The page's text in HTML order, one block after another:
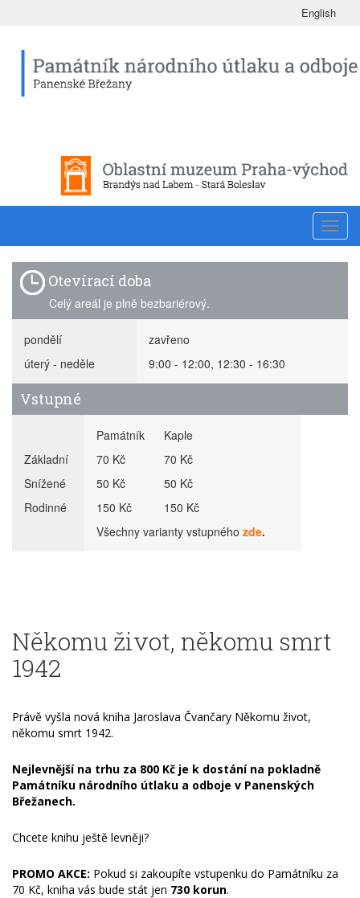
English
Otevírací doba
Celý areál je plně bezbariérový.
pondělí
zavřeno
úterý - neděle
9:00 - 12:00, 12:30 - 16:30
Vstupné
Památník Kaple
Základní
70 Kč 70 Kč
Snížené
50 Kč 50 Kč
Rodinné
150 Kč 150 Kč
Všechny varianty vstupného zde.
Někomu život, někomu smrt
1942
Právě vyšla nová kniha Jaroslava Čvančary Někomu život,
někomu smrt 1942.
Nejlevnější na trhu za 800 Kč je k dostání na pokladně
Památníku národního útlaku a odboje v Panenských
Břežanech.
Chcete knihu ještě levněji?
PROMO AKCE: Pokud si zakoupíte vstupenku do Památníku za
70 Kč, kniha vás bude stát jen 730 korun.